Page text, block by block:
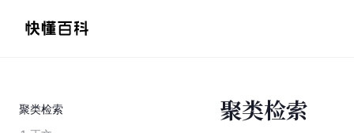
聚类检索
聚类检索